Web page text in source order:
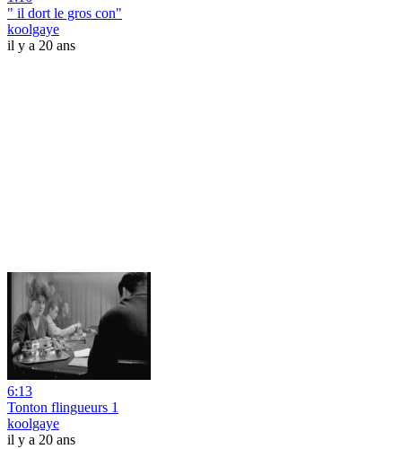
" il dort le gros con"
koolgaye
il y a 20 ans
6:13
Tonton flingueurs 1
koolgaye
il y a 20 ans